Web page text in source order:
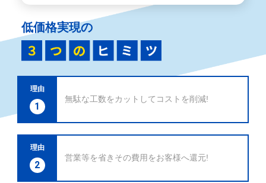
低価格実現の
理由
1
無駄な工数をカットしてコストを削減!
理由
2
営業等を省きその費用をお客様へ還元!